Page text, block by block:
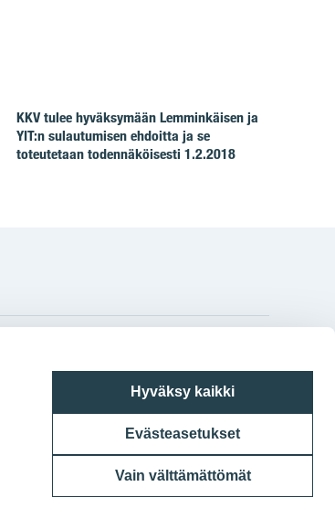
Hyväksy kaikki
Evästeasetukset
Vain välttämättömät
KKV tulee hyväksymään Lemminkäisen ja
YIT:n sulautumisen ehdoitta ja se
toteutetaan todennäköisesti 1.2.2018
Panuntie 11, PL 36, 00620 Helsinki
020 433 111